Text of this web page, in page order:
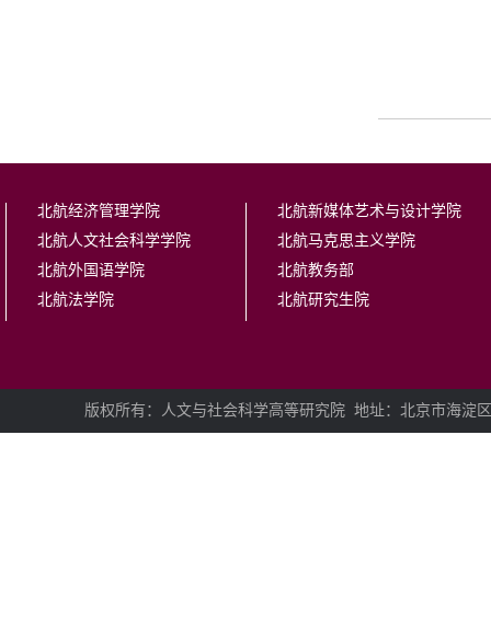
北航经济管理学院
北航人文社会科学学院
北航外国语学院
北航法学院
北航新媒体艺术与设计学院
北航马克思主义学院
北航教务部
北航研究生院
版权所有：人文与社会科学高等研究院 地址：北京市海淀